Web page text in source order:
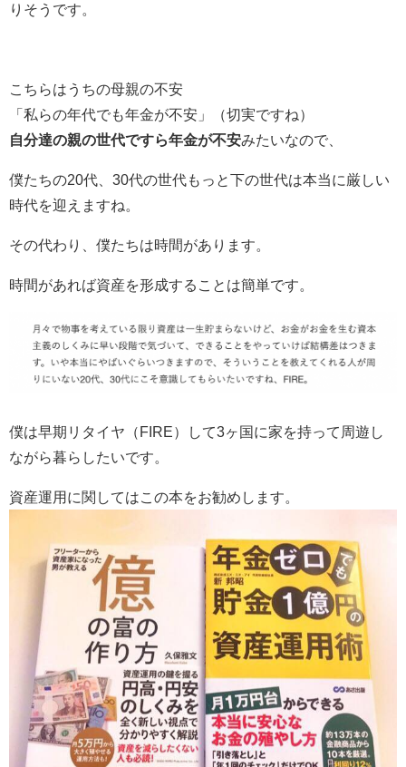
りそうです。
こちらはうちの母親の不安
「私らの年代でも年金が不安」（切実ですね）
自分達の親の世代ですら年金が不安みたいなので、
僕たちの20代、30代の世代もっと下の世代は本当に厳しい
時代を迎えますね。
その代わり、僕たちは時間があります。
時間があれば資産を形成することは簡単です。
僕は早期リタイヤ（FIRE）して3ヶ国に家を持って周遊し
ながら暮らしたいです。
資産運用に関してはこの本をお勧めします。